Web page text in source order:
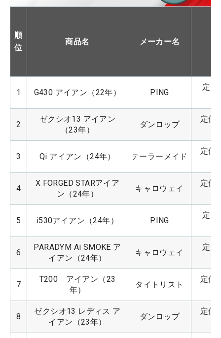
順
位
商品名 メーカー名
1 G430 アイアン（22年） PING
定価
2
ゼクシオ13 アイアン
（23年）
ダンロップ
定価
3 Qi アイアン（24年） テーラーメイド
定価
4
X FORGED STARアイア
ン（24年）
キャロウェイ
定価
5 i530アイアン（24年） PING
定価
6
PARADYM Ai SMOKE ア
イアン（24年）
キャロウェイ
定価
7
T200　アイアン（23
年）
タイトリスト
定価
8
ゼクシオ13 レディス ア
イアン（23年）
ダンロップ
定価